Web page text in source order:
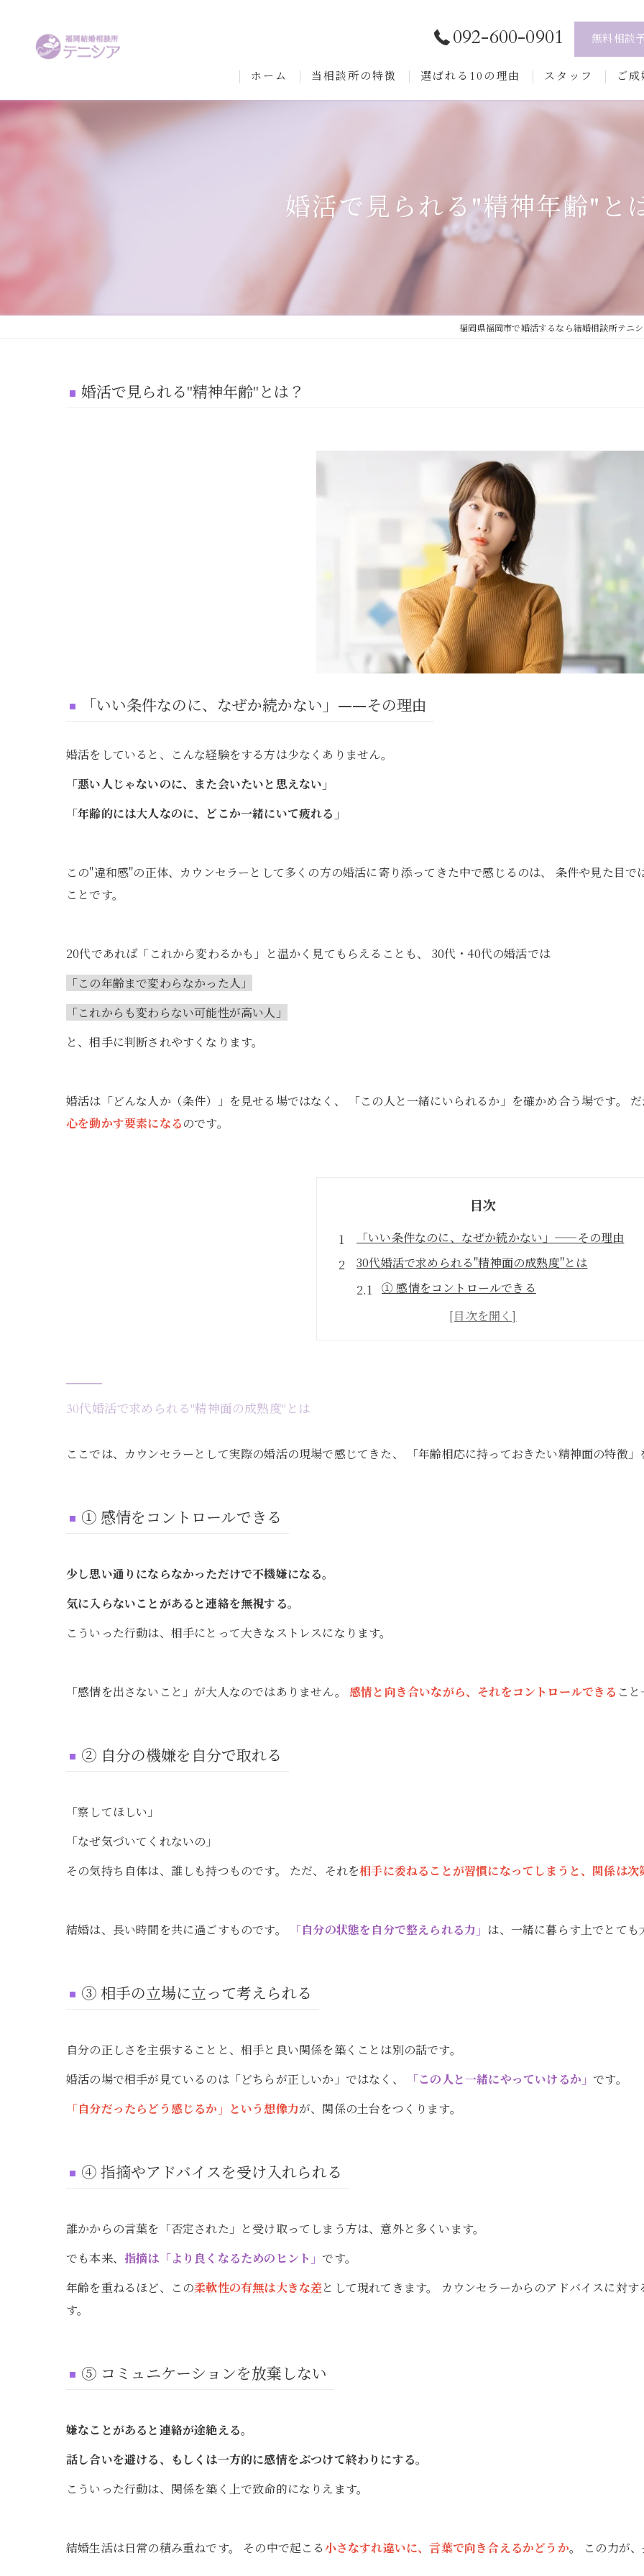
092-600-0901 無料相談
ホーム 当相談所の特徴
再婚
年代別の魅力
シングルファザー
選ばれる10の理由 スタッフ ご
結
婚活で見られる"精神年齢"と
福岡県福岡市で婚活するなら結婚相談所テニ
婚活で見られる"精神年齢"とは？
「いい条件なのに、なぜか続かない」——その理由
婚活をしていると、こんな経験をする方は少なくありません。
「悪い人じゃないのに、また会いたいと思えない」
「年齢的には大人なのに、どこか一緒にいて疲れる」
この"違和感"の正体、カウンセラーとして多くの方の婚活に寄り添ってきた中で感じるのは、 条件や見た目で
ことです。
20代であれば「これから変わるかも」と温かく見てもらえることも、 30代・40代の婚活では
「この年齢まで変わらなかった人」
「これからも変わらない可能性が高い人」
と、相手に判断されやすくなります。
婚活は「どんな人か（条件）」を見せる場ではなく、 「この人と一緒にいられるか」を確かめ合う場です。
心を動かす要素になるのです。
目次
「いい条件なのに、なぜか続かない」——その理由
30代婚活で求められる"精神面の成熟度"とは
① 感情をコントロールできる
② 自分の機嫌を自分で取れる
⑧ 白黒つけすぎない
30代婚活で求められる"精神面の成熟度"とは
ここでは、カウンセラーとして実際の婚活の現場で感じてきた、 「年齢相応に持っておきたい精神面の特徴」
① 感情をコントロールできる
少し思い通りにならなかっただけで不機嫌になる。
気に入らないことがあると連絡を無視する。
こういった行動は、相手にとって大きなストレスになります。
「感情を出さないこと」が大人なのではありません。 感情と向き合いながら、それをコントロールできる こ
② 自分の機嫌を自分で取れる
「察してほしい」
「なぜ気づいてくれないの」
その気持ち自体は、誰しも持つものです。 ただ、それを相手に委ねることが習慣になってしまうと、関係は次
結婚は、長い時間を共に過ごすものです。 「自分の状態を自分で整えられる力」 は、一緒に暮らす上でとても
③ 相手の立場に立って考えられる
自分の正しさを主張することと、相手と良い関係を築くことは別の話です。
婚活の場で相手が見ているのは「どちらが正しいか」ではなく、
「この人と一緒にやっていけるか」です。
「自分だったらどう感じるか」という想像力が、関係の土台をつくります。
④ 指摘やアドバイスを受け入れられる
誰かからの言葉を「否定された」と受け取ってしまう方は、意外と多くいます。
でも本来、 指摘は「より良くなるためのヒント」です。
年齢を重ねるほど、この柔軟性の有無は大きな差として現れてきます。 カウンセラーからのアドバイスに対
す。
⑤ コミュニケーションを放棄しない
嫌なことがあると連絡が途絶える。
話し合いを避ける、もしくは一方的に感情をぶつけて終わりにする。
こういった行動は、関係を築く上で致命的になりえます。
結婚生活は日常の積み重ねです。 その中で起こる小さなすれ違いに、言葉で向き合えるかどうか。 この力が、